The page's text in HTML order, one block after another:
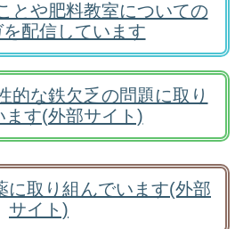
とや肥料教室についての
を配信しています
的な鉄欠乏の問題に取り
ます(外部サイト)
に取り組んでいます(外部
サイト)